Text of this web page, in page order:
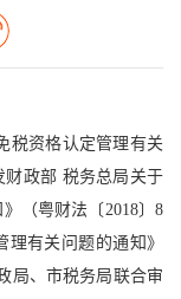
税资格认定管理有关
财政部 税务总局关于
（粤财法〔2018〕8
有关问题的通知》
局、市税务局联合审